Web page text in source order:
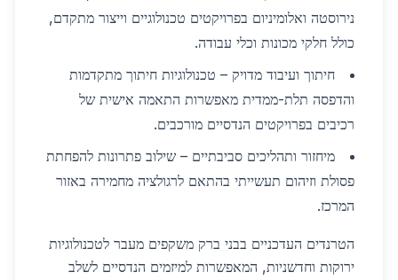
נירוסטה ואלומיניום בפרויקטים טכנולוגיים וייצור מתקדם,
כולל חלקי מכונות וכלי עבודה.
חיתוך ועיבוד מדויק – טכנולוגיות חיתוך מתקדמות
והדפסה תלת-ממדית מאפשרות התאמה אישית של
רכיבים בפרויקטים הנדסיים מורכבים.
מיחזור ותהליכים סביבתיים – שילוב פתרונות להפחתת
פסולת וזיהום תעשייתי בהתאם לרגולציה מחמירה באזור
המרכז.
הטרנדים העדכניים בבני ברק משקפים מעבר לטכנולוגיות
ירוקות וחדשניות, המאפשרות למיזמים הנדסיים לשלב